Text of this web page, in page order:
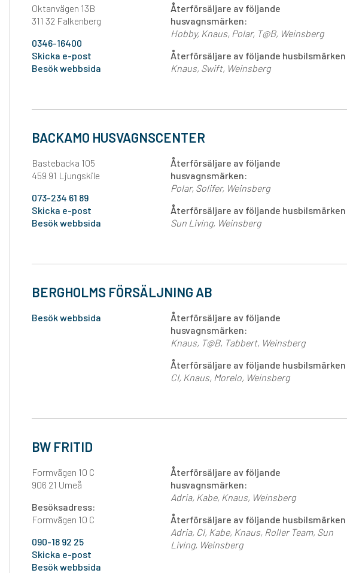
Oktanvägen 13B
311 32 Falkenberg
0346-16400
Skicka e-post
Besök webbsida
Återförsäljare av följande
husvagnsmärken:
Hobby Knaus Polar T@B Weinsberg
Återförsäljare av följande
Knaus Swift Weinsberg
BACKAMO HUSVAGNSCENTER
Bastebacka 105
459 91 Ljungskile
073-234 61 89
Skicka e-post
Besök webbsida
Återförsäljare av följande
husvagnsmärken:
Polar Solifer Weinsberg
Återförsäljare av följande
Sun Living Weinsberg
BERGHOLMS FÖRSÄLJNING AB
Besök webbsida
Återförsäljare av följande
husvagnsmärken:
Knaus T@B Tabbert Weinsberg
Återförsäljare av följande
CI Knaus Morelo Weinsberg
BW FRITID
Formvägen 10 C
906 21 Umeå
Besöksadress:
Formvägen 10 C
090-18 92 25
Skicka e-post
Besök webbsida
Återförsäljare av följande
husvagnsmärken:
Adria Kabe Knaus Weinsberg
Återförsäljare av följande
Adria CI Kabe Knaus Roller Team Sun
Living Weinsberg